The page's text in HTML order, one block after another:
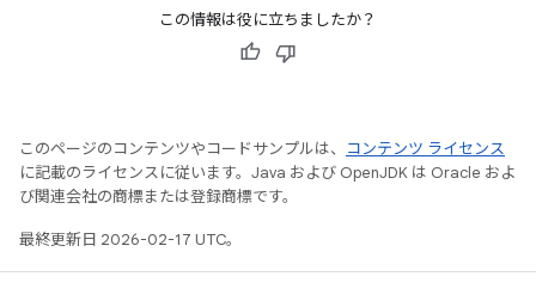
この情報は役に立ちましたか？
このページのコンテンツやコードサンプルは、
コンテンツ ライセンス
に記載のライセンスに従います。Java および OpenJDK は Oracle およ
び関連会社の商標または登録商標です。
最終更新日 2026-02-17 UTC。